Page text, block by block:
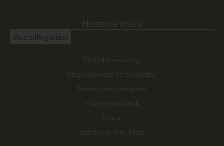
Hasznos linkek
Asztalfoglalás!
Tibidabo webshop
Útvonaltervező pékségünkbe
Rendezvényszervezés
Viszonteladóknak
Karrier
Széchenyi Terv Plusz